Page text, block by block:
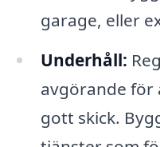
garage, eller
Underhåll:
avgörande för
gott skick.